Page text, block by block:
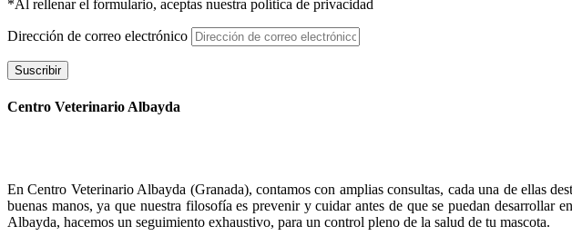
*Al rellenar el formulario, aceptas nuestra política de privacidad
Dirección de correo electrónico
Suscribir
Centro Veterinario Albayda
En Centro Veterinario Albayda (Granada), contamos con amplias consultas, cada una de ellas
buenas manos, ya que nuestra filosofía es prevenir y cuidar antes de que se puedan desarrollar
Albayda, hacemos un seguimiento exhaustivo, para un control pleno de la salud de tu mascota.